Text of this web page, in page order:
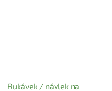
Rukávek / návlek na